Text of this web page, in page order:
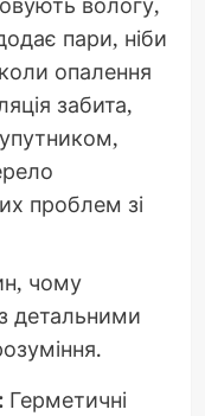
пари, ніби
опалення
забита,
проблем зі
чому
детальними
Герметичні